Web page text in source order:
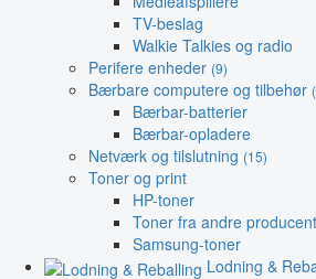
TV-beslag
Walkie Talkies og radio
Perifere enheder (9)
Bærbare computere og tilbehør
Bærbar-batterier
Bærbar-opladere
Netværk og tilslutning (15)
Toner og print
HP-toner
Toner fra andre
Samsung-toner
Lodning &